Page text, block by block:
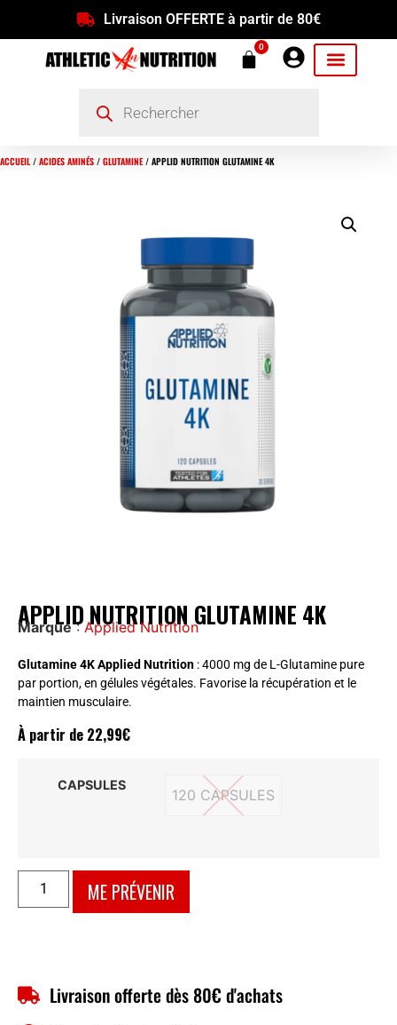
Livraison OFFERTE à partir de 80€
0
ACCUEIL/ ACIDES AMINÉS / GLUTAMINE/ APPLID NUTRITION GLUTAMINE 4K
APPLID NUTRITION GLUTAMINE 4K
Marque:Applied Nutrition
Glutamine 4K Applied Nutrition : 4000 mg de L-Glutamine pure
par portion, en gélules végétales. Favorise la récupération et le
maintien musculaire.
À partir de 22,99€
CAPSULES
120 CAPSULES
120 CAPSULES
ME PRÉVENIR
Livraison offerte dès 80€ d'achats